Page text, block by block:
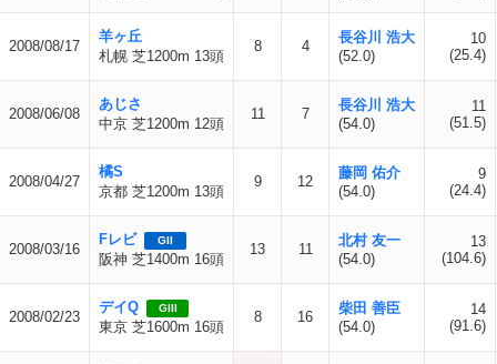
2008/08/17
羊ヶ丘
札幌 芝1200m 13頭
8 4
長谷川 浩大
(52.0)
10
(25.4)
2008/06/08
あじさ
中京 芝1200m 12頭
11 7
長谷川 浩大
(54.0)
11
(51.5)
2008/04/27
橘S
京都 芝1200m 13頭
9 12
藤岡 佑介
(54.0)
9
(24.4)
2008/03/16
Fレビ GII
阪神 芝1400m 16頭
13 11
北村 友一
(54.0)
13
(104.6)
2008/02/23
デイQ GIII
東京 芝1600m 16頭
8 16
柴田 善臣
(54.0)
14
(91.6)